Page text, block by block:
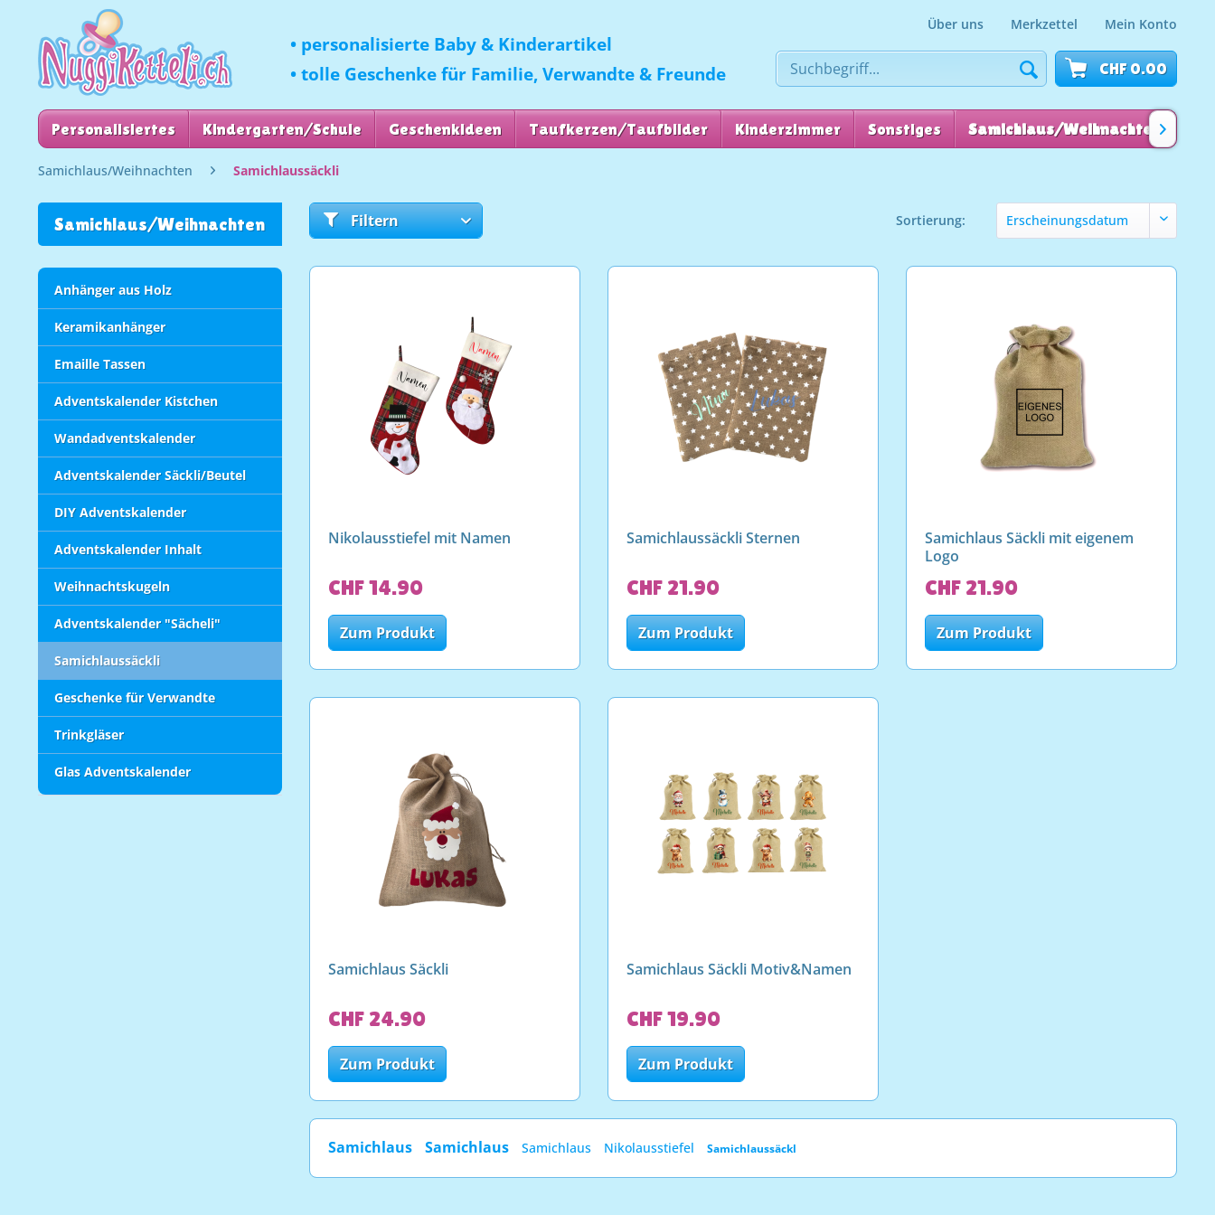
• personalisierte Baby & Kinderartikel
• tolle Geschenke für Familie, Verwandte & Freunde
Über uns Merkzettel Mein Konto
CHF 0.00
Personalisiertes Kindergarten/Schule Geschenkideen Taufkerzen/Taufbilder Kinderzimmer Sonstiges Samichlaus/Weihnachten
Samichlaus/Weihnachten Samichlaussäckli
Samichlaus/Weihnachten
Anhänger aus Holz
Keramikanhänger
Emaille Tassen
Adventskalender Kistchen
Wandadventskalender
Adventskalender Säckli/Beutel
DIY Adventskalender
Adventskalender Inhalt
Weihnachtskugeln
Adventskalender "Sächeli"
Samichlaussäckli
Geschenke für Verwandte
Trinkgläser
Glas Adventskalender
Filtern Sortierung:
Nikolausstiefel mit Namen
CHF 14.90
Zum Produkt
Samichlaussäckli Sternen
CHF 21.90
Zum Produkt
Samichlaus Säckli mit eigenem
Logo
CHF 21.90
Zum Produkt
Samichlaus Säckli
CHF 24.90
Zum Produkt
Samichlaus Säckli Motiv&Namen
CHF 19.90
Zum Produkt
Samichlaus Samichlaus Samichlaus Nikolausstiefel Samichlaussäckl